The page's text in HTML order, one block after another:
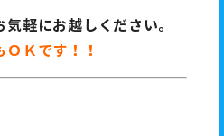
軽にお越しください。
Ｋです！！